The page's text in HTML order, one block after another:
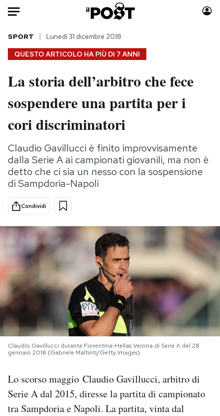
Auto
HOME
Italia
Politica
Tecnologia
Scienza
Cultura
Economia
Sport
Moda
Consumismi
Storie/Idee
Media
Europa
NEWSLETTER
I MIEI PREFERITI
SHOP
AREA PERSONALE
QUESTO ARTICOLO HA PIÙ DI 7 ANNI
SPORT Lunedì 31 dicembre 2018
La storia dell’arbitro che fece
sospendere una partita per i
cori discriminatori
Claudio Gavillucci è finito improvvisamente
dalla Serie A ai campionati giovanili, ma non è
detto che ci sia un nesso con la sospensione
di Sampdoria-Napoli
Condividi
Claudio Gavillucci durante Fiorentina-Hellas Verona di Serie A del 28
gennaio 2018 (Gabriele Maltinti/Getty Images)
Lo scorso maggio Claudio Gavillucci, arbitro di
Serie A dal 2015, diresse la partita di campionato
tra Sampdoria e Napoli. La partita, vinta dal